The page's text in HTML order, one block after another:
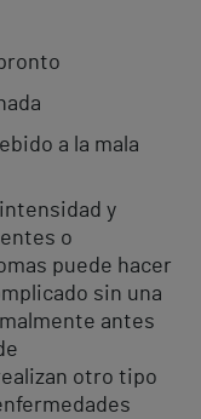
a la mala
y
o
puede hacer
sin una
antes
otro tipo